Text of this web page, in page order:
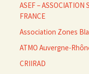
ASEF – ASSOCIATION
FRANCE
Association Zones
ATMO Auvergne-
CRIIRAD